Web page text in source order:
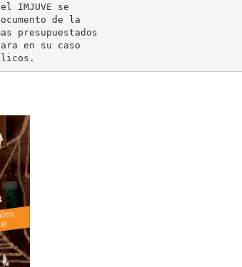
IMJUVE se
de la
presupuestados
en su caso